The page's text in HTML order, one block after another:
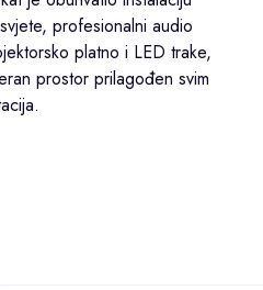
profesionalni audio
platno i LED trake,
prostor prilagođen svim